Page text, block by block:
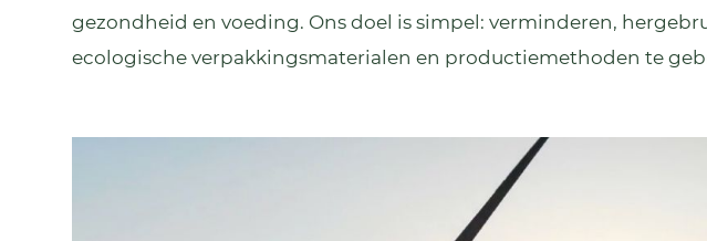
gezondheid en voeding. Ons doel is simpel: verminderen,
ecologische verpakkingsmaterialen en productiemethoden te